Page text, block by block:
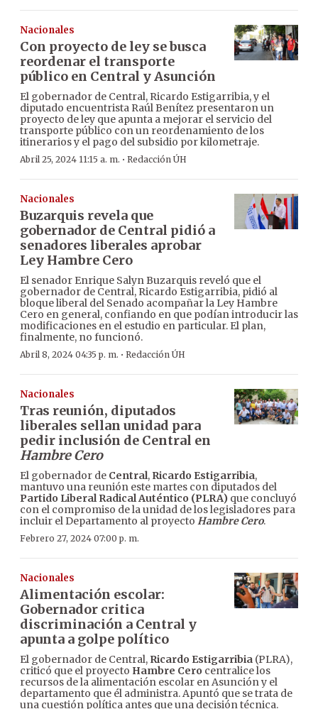
Nacionales
Con proyecto de ley se busca
reordenar el transporte
público en Central y Asunción
El gobernador de Central, Ricardo Estigarribia, y el
diputado encuentrista Raúl Benítez presentaron un
proyecto de ley que apunta a mejorar el servicio del
transporte público con un reordenamiento de los
itinerarios y el pago del subsidio por kilometraje.
Abril 25, 2024 11:15 a. m. · Redacción ÚH
Nacionales
Buzarquis revela que
gobernador de Central pidió a
senadores liberales aprobar
Ley Hambre Cero
El senador Enrique Salyn Buzarquis reveló que el
gobernador de Central, Ricardo Estigarribia, pidió al
bloque liberal del Senado acompañar la Ley Hambre
Cero en general, confiando en que podían introducir las
modificaciones en el estudio en particular. El plan,
finalmente, no funcionó.
Abril 8, 2024 04:35 p. m. · Redacción ÚH
Nacionales
Tras reunión, diputados
liberales sellan unidad para
pedir inclusión de Central en
Hambre Cero
El gobernador de Central, Ricardo Estigarribia,
mantuvo una reunión este martes con diputados del
Partido Liberal Radical Auténtico (PLRA) que concluyó
con el compromiso de la unidad de los legisladores para
incluir el Departamento al proyecto Hambre Cero.
Febrero 27, 2024 07:00 p. m.
Nacionales
Alimentación escolar:
Gobernador critica
discriminación a Central y
apunta a golpe político
El gobernador de Central, Ricardo Estigarribia (PLRA),
criticó que el proyecto Hambre Cero centralice los
recursos de la alimentación escolar en Asunción y el
departamento que él administra. Apuntó que se trata de
una cuestión política antes que una decisión técnica.